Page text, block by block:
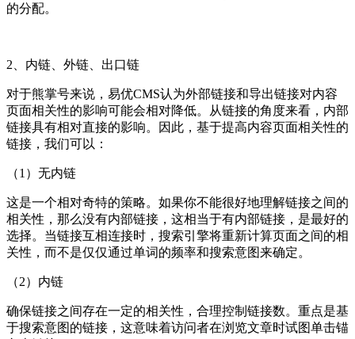
的分配。
2、内链、外链、出口链
对于熊掌号来说，易优CMS认为外部链接和导出链接对内容
页面相关性的影响可能会相对降低。从链接的角度来看，内部
链接具有相对直接的影响。因此，基于提高内容页面相关性的
链接，我们可以：
（1）无内链
这是一个相对奇特的策略。如果你不能很好地理解链接之间的
相关性，那么没有内部链接，这相当于有内部链接，是最好的
选择。当链接互相连接时，搜索引擎将重新计算页面之间的相
关性，而不是仅仅通过单词的频率和搜索意图来确定。
（2）内链
确保链接之间存在一定的相关性，合理控制链接数。重点是基
于搜索意图的链接，这意味着访问者在浏览文章时试图单击锚